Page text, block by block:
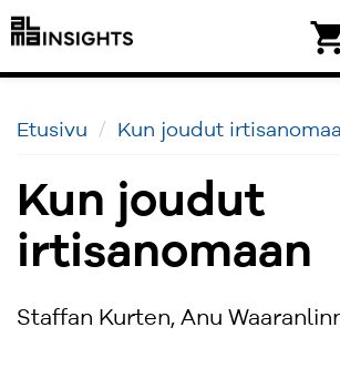
Etusivu Kun joudut
Kun joudut
irtisanomaan
Staffan Kurten, Anu